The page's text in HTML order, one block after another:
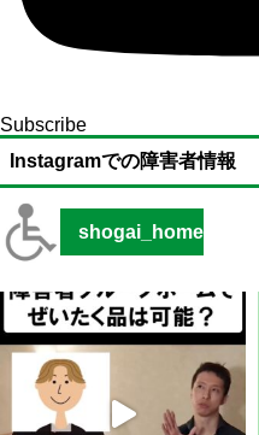
Subscribe
Instagramでの障害者情報
shogai_home